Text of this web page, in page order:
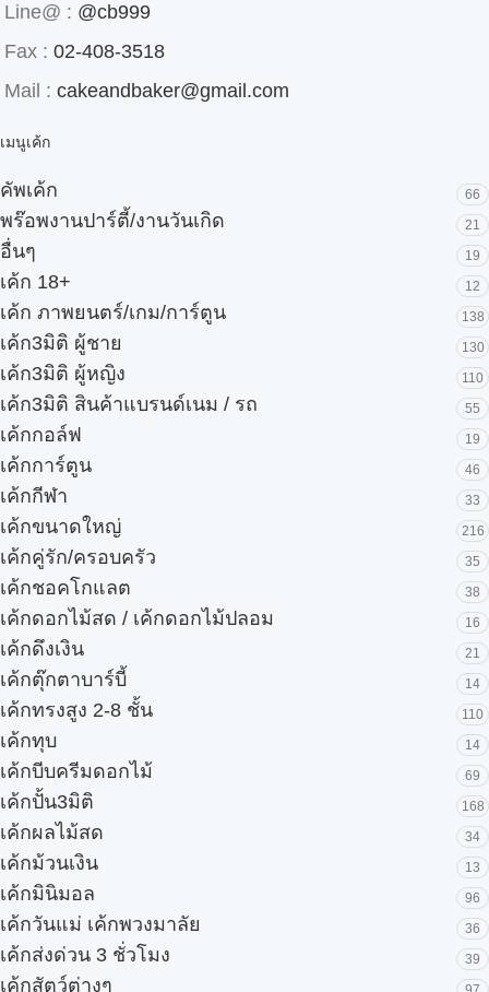
Line@ : @cb999
Fax : 02-408-3518
Mail : cakeandbaker@gmail.com
เมนูเค้ก
คัพเค้ก 66
พร๊อพงานปาร์ตี้/งานวันเกิด 21
อื่นๆ 19
เค้ก 18+ 12
เค้ก ภาพยนตร์/เกม/การ์ตูน 138
เค้ก3มิติ ผู้ชาย 130
เค้ก3มิติ ผู้หญิง 110
เค้ก3มิติ สินค้าแบรนด์เนม / รถ 55
เค้กกอล์ฟ 19
เค้กการ์ตูน 46
เค้กกีฬา 33
เค้กขนาดใหญ่ 216
เค้กคู่รัก/ครอบครัว 35
เค้กชอคโกแลต 38
เค้กดอกไม้สด / เค้กดอกไม้ปลอม 16
เค้กดึงเงิน 21
เค้กตุ๊กตาบาร์บี้ 14
เค้กทรงสูง 2-8 ชั้น 110
เค้กทุบ 14
เค้กบีบครีมดอกไม้ 69
เค้กปั้น3มิติ 168
เค้กผลไม้สด 34
เค้กม้วนเงิน 13
เค้กมินิมอล 96
เค้กวันแม่ เค้กพวงมาลัย 36
เค้กส่งด่วน 3 ชั่วโมง 39
เค้กสัตว์ต่างๆ